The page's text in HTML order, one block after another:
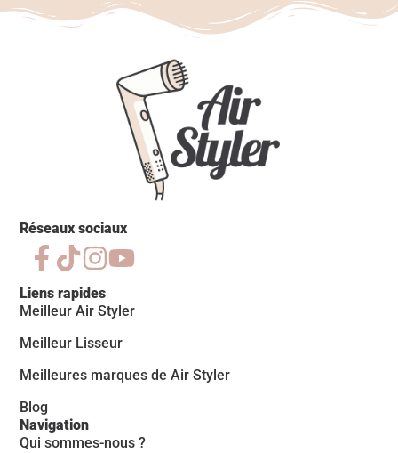
Réseaux sociaux
Liens rapides
Meilleur Air Styler
Meilleur Lisseur
Meilleures marques de Air Styler
Blog
Navigation
Qui sommes-nous ?